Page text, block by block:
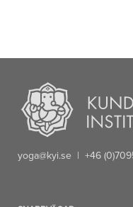
yoga@kyi.se | +46